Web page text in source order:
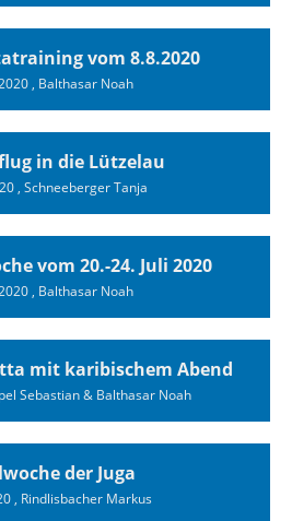
vom 8.8.2020
, Balthasar Noah
in die Lützelau
, Schneeberger Tanja
vom 20.-24. Juli 2020
, Balthasar Noah
mit karibischem Abend
Sebastian & Balthasar Noah
der Juga
, Rindlisbacher Markus